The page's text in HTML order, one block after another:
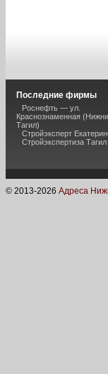
Последние фирмы
Роснефть — ул.
Краснознаменная
Тагил)
Стройэксперт
Стройэкспертиза Тагил
© 2013-2026 Адреса